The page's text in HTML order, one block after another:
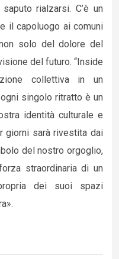
rialzarsi. C’è un
il capoluogo ai comuni
solo del dolore del
del futuro. “Inside
collettiva in un
singolo ritratto è un
identità culturale e
giorni sarà rivestita dai
del nostro orgoglio,
straordinaria di un
dei suoi spazi